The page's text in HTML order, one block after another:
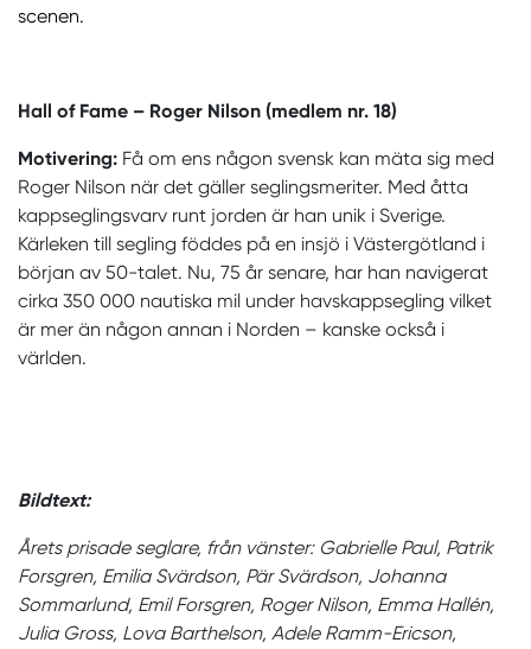
scenen.
Hall of Fame – Roger Nilson (medlem nr. 18)
Motivering: Få om ens någon svensk kan mäta sig med
Roger Nilson när det gäller seglingsmeriter. Med åtta
kappseglingsvarv runt jorden är han unik i Sverige.
Kärleken till segling föddes på en insjö i Västergötland i
början av 50-talet. Nu, 75 år senare, har han navigerat
cirka 350 000 nautiska mil under havskappsegling vilket
är mer än någon annan i Norden – kanske också i
världen.
Bildtext:
Årets prisade seglare, från vänster: Gabrielle Paul, Patrik
Forsgren, Emilia Svärdson, Pär Svärdson, Johanna
Sommarlund, Emil Forsgren, Roger Nilson, Emma Hallén,
Julia Gross, Lova Barthelson, Adele Ramm-Ericson,